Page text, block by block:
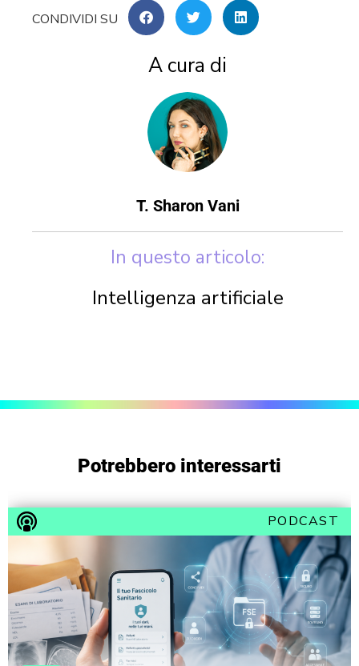
A cura di
T. Sharon Vani
In questo articolo:
Intelligenza artificiale
Potrebbero interessarti
PODCAST